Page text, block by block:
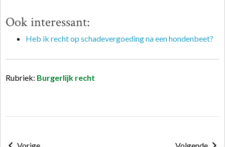
Ook interessant:
Heb ik recht op schadevergoeding na een hondenbeet?
Rubriek: Burgerlijk recht